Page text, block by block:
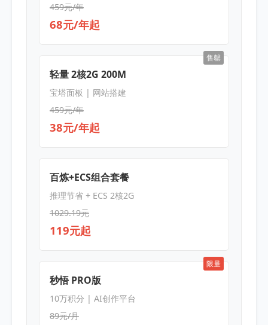
459元/年
68元/年起
售罄
轻量 2核2G 200M
宝塔面板 | 网站搭建
459元/年
38元/年起
百炼+ECS组合套餐
推理节省 + ECS 2核2G
1029.19元
119元起
限量
秒悟 PRO版
10万积分 | AI创作平台
89元/月